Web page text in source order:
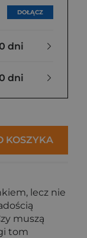
DOŁĄCZ
dni
dni
KOSZYKA
lecz nie
muszą
tom